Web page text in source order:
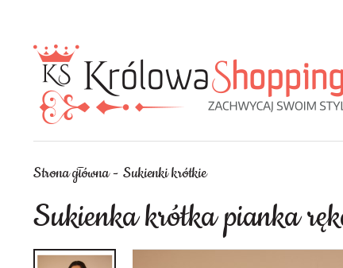
Strona główna Sukienki krótkie
Sukienka krótka pianka